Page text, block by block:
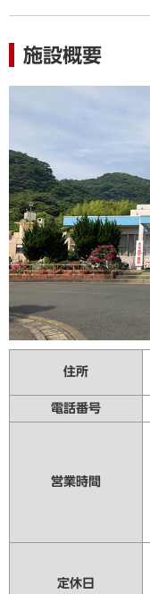
施設概要
住所
電話番号
営業時間
定休日